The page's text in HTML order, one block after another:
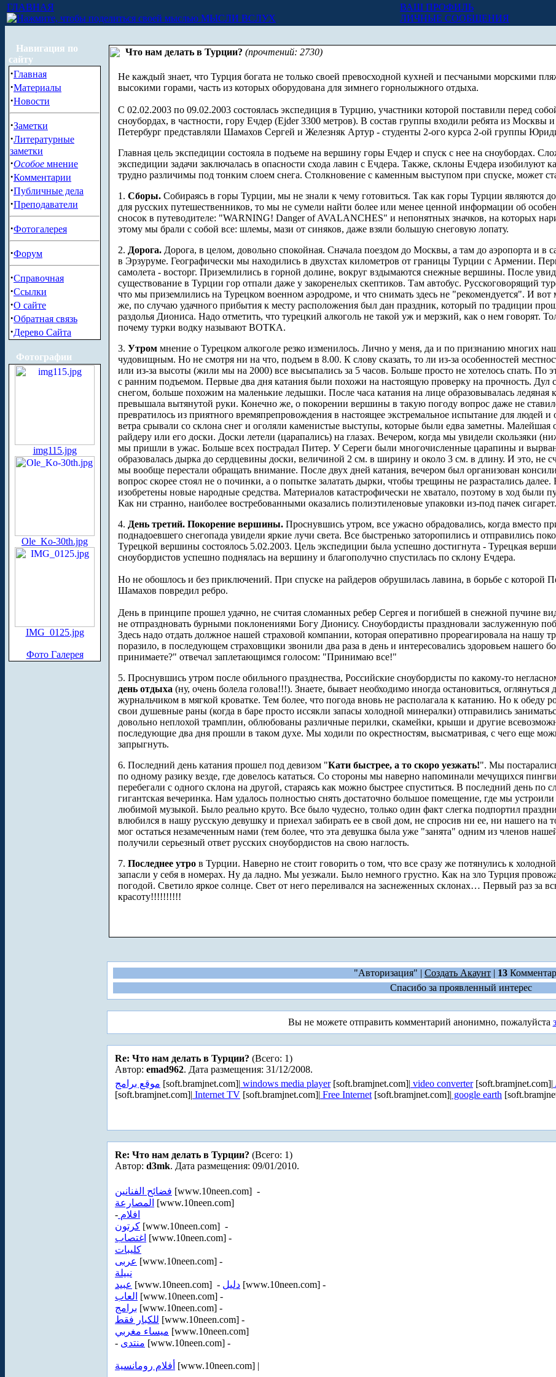
ГЛАВНАЯ
МЫСЛИ ВСЛУХ
ВАШ ПРОФИЛЬ
ЛИЧНЫЕ СООБЩЕНИЯ
Навигация по
сайту
·Главная
·Материалы
·Новости
·Заметки
·Литературные
заметки
·Особое мнение
·Комментарии
·Публичные дела
·Преподаватели
·Фотогалерея
·Форум
·Справочная
·Ссылки
·О сайте
·Обратная связь
·Дерево Сайта
Фотографии
img115.jpg
Ole_Ko-30th.jpg
IMG_0125.jpg
Фото Галерея
Что нам делать в Турции? (прочтений: 2730)
Не каждый знает, что Турция богата не только своей превосходной кухней и песчаными морскими
высокими горами, часть из которых оборудована для зимнего горнолыжного отдыха.
С 02.02.2003 по 09.02.2003 состоялась экспедиция в Турцию, участники которой поставили перед
сноубордах, в частности, гору Ечдер (Ejder 3300 метров). В состав группы входили ребята из Москвы
Петербург представляли Шамахов Сергей и Железняк Артур - студенты 2-ого курса 2-ой группы
Главная цель экспедиции состояла в подъеме на вершину горы Ечдер и спуск с нее на сноубордах.
экспедиции задачи заключалась в опасности схода лавин с Ечдера. Также, склоны Ечдера изобилуют
трудно различимы под тонким слоем снега. Столкновение с каменным выступом при спуске, может
1. Сборы. Собираясь в горы Турции, мы не знали к чему готовиться. Так как горы Турции являются
для русских путешественников, то мы не сумели найти более или менее ценной информации об
сносок в путеводителе: "WARNING! Danger of AVALANCHES" и непонятных значков, на которых
этому мы брали с собой все: шлемы, мази от синяков, даже взяли большую снеговую лопату.
2. Дорога. Дорога, в целом, довольно спокойная. Сначала поездом до Москвы, а там до аэропорта и в
в Эрзуруме. Географически мы находились в двухстах километров от границы Турции с Армении.
самолета - восторг. Приземлились в горной долине, вокруг вздымаются снежные вершины. После
существование в Турции гор отпали даже у закоренелых скептиков. Там автобус. Русскоговорящий
что мы приземлились на Турецком военном аэродроме, и что снимать здесь не "рекомендуется". И
же, по случаю удачного прибытия к месту расположения был дан праздник, который по традиции
раздолья Диониса. Надо отметить, что турецкий алкоголь не такой уж и мерзкий, как о нем говорят.
почему турки водку называют ВОТКА.
3. Утром мнение о Турецком алкоголе резко изменилось. Лично у меня, да и по признанию многих
чудовищным. Но не смотря ни на что, подъем в 8.00. К слову сказать, то ли из-за особенностей
или из-за высоты (жили мы на 2000) все высыпались за 5 часов. Больше просто не хотелось спать. По
с ранним подъемом. Первые два дня катания были похожи на настоящую проверку на прочность. Дул
снегом, больше похожим на маленькие ледышки. После часа катания на лице образовывалась ледяная
превышала вытянутой руки. Конечно же, о покорении вершины в такую погоду вопрос даже не
превратилось из приятного времяпрепровождения в настоящее экстремальное испытание для людей
ветра срывали со склона снег и оголяли каменистые выступы, которые были едва заметны. Малейшая
райдеру или его доски. Доски летели (царапались) на глазах. Вечером, когда мы увидели скользяки
мы пришли в ужас. Больше всех пострадал Питер. У Сереги были многочисленные царапины и
образовалась дырка до сердцевины доски, величиной 2 см. в ширину и около 3 см. в длину. И это, не
мы вообще перестали обращать внимание. После двух дней катания, вечером был организован
вопрос скорее стоял не о починки, а о попытке залатать дырки, чтобы трещины не разрастались
изобретены новые народные средства. Материалов катастрофически не хватало, поэтому в ход были
Как ни странно, наиболее востребованными оказались полиэтиленовые упаковки из-под пачек сигарет.
4. День третий. Покорение вершины. Проснувшись утром, все ужасно обрадовались, когда вместо
поднадоевшего снегопада увидели яркие лучи света. Все быстренько заторопились и отправились
Турецкой вершины состоялось 5.02.2003. Цель экспедиции была успешно достигнута - Турецкая
сноубордистов успешно поднялась на вершину и благополучно спустилась по склону Ечдера.
Но не обошлось и без приключений. При спуске на райдеров обрушилась лавина, в борьбе с которой
Шамахов повредил ребро.
День в принципе прошел удачно, не считая сломанных ребер Сергея и погибшей в снежной пучине
не отпраздновать бурными поклонениями Богу Дионису. Сноубордисты праздновали заслуженную
Здесь надо отдать должное нашей страховой компании, которая оперативно прореагировала на нашу
поразило, в последующем страховщики звонили два раза в день и интересовались здоровьем нашего
принимаете?" отвечал заплетающимся голосом: "Принимаю все!"
5. Проснувшись утром после обильного празднества, Российские сноубордисты по какому-то
день отдыха (ну, очень болела голова!!!). Знаете, бывает необходимо иногда остановиться, оглянуться
журнальчиком в мягкой кроватке. Тем более, что погода вновь не располагала к катанию. Но к обеду
свои душевные раны (когда в баре просто иссякли запасы холодной минералки) отправились
довольно неплохой трамплин, облюбованы различные перилки, скамейки, крыши и другие
последующие два дня прошли в таком духе. Мы ходили по окрестностям, высматривая, с чего еще
запрыгнуть.
6. Последний день катания прошел под девизом "Кати быстрее, а то скоро уезжать!". Мы
по одному разику везде, где довелось кататься. Со стороны мы наверно напоминали мечущихся
перебегали с одного склона на другой, стараясь как можно быстрее спуститься. В последний день по
гигантская вечеринка. Нам удалось полностью снять достаточно большое помещение, где мы
любимой музыкой. Было реально круто. Все было чудесно, только один факт слегка подпортил
влюбился в нашу русскую девушку и приехал забирать ее в свой дом, не спросив ни ее, ни нашего на
мог остаться незамеченным нами (тем более, что эта девушка была уже "занята" одним из членов
получили серьезный ответ русских сноубордистов на свою наглость.
7. Последнее утро в Турции. Наверно не стоит говорить о том, что все сразу же потянулись к
запасли у себя в номерах. Ну да ладно. Мы уезжали. Было немного грустно. Как на зло Турция
погодой. Светило яркое солнце. Свет от него переливался на заснеженных склонах… Первый раз за
красоту!!!!!!!!!!
"Авторизация" | Создать Акаунт | 13
Спасибо за проявленный интерес
Вы не можете отправить комментарий анонимно, пожалуйста
Re: Что нам делать в Турции? (Всего: 1)
Автор: emad962. Дата размещения: 31/12/2008.
موقع برامج [soft.bramjnet.com]| windows media player[soft.bramjnet.com]| video converter[soft.bramjnet.com]|
[soft.bramjnet.com]| Internet TV [soft.bramjnet.com]| Free Internet [soft.bramjnet.com]| google earth
Re: Что нам делать в Турции? (Всего: 1)
Автор: d3mk. Дата размещения: 09/01/2010.
فضائح الفنانين [www.10neen.com] -
المصارعة [www.10neen.com]
- افلام
كرتون [www.10neen.com] -
اغتصاب [www.10neen.com] -
كليبات
عربى [www.10neen.com] -
نبيلة
عبيد [www.10neen.com] - دليل [www.10neen.com] -
العاب [www.10neen.com] -
برامج [www.10neen.com] -
للكبار فقط [www.10neen.com] -
ميساء مغربي [www.10neen.com]
- منتدى [www.10neen.com] -
أفلام رومانسية [www.10neen.com] |